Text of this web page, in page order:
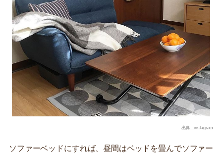
出典：instagram
ソファーベッドにすれば、昼間はベッドを畳んでソファー